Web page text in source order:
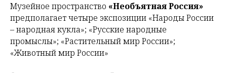
Музейное пространство «Необъятная Россия»
предполагает четыре экспозиции «Народы России
– народная кукла»; «Русские народные
промыслы»; «Растительный мир России»;
«Животный мир России»